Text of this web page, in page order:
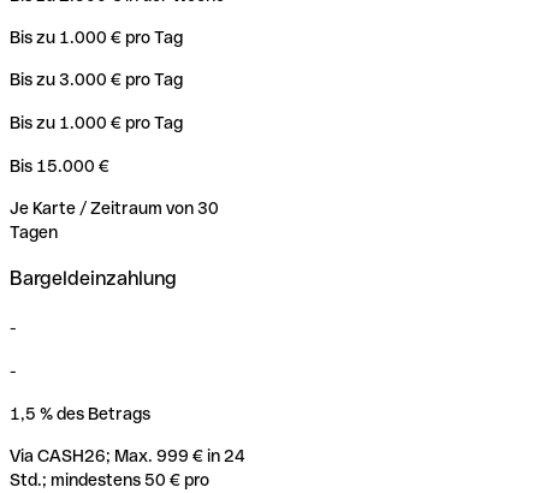
Bis zu 1.000 € pro Tag
Bis zu 3.000 € pro Tag
Bis zu 1.000 € pro Tag
Bis 15.000 €
Je Karte / Zeitraum von 30
Tagen
Bargeldeinzahlung
-
-
1,5 % des Betrags
Via CASH26; Max. 999 € in 24
Std.; mindestens 50 € pro